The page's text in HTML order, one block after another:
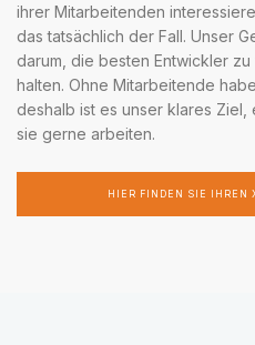
ihrer Mitarbeitenden
das tatsächlich der Fall. Unser
darum, die besten Entwickler
halten. Ohne Mitarbeitende
deshalb ist es unser klares
sie gerne arbeiten.
HIER FINDEN SIE IHREN